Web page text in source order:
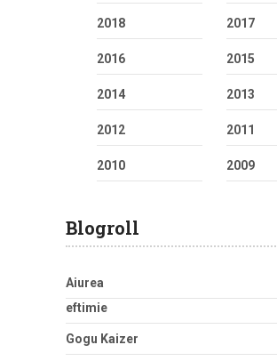
2018 2017
2016 2015
2014 2013
2012 2011
2010 2009
Blogroll
Aiurea
eftimie
Gogu Kaizer